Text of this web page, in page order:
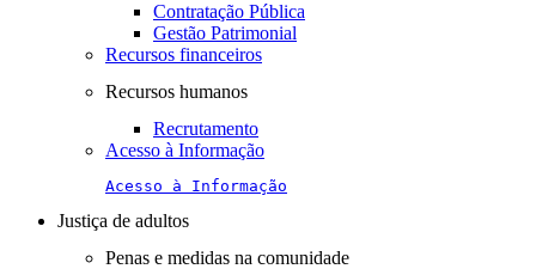
Contratação Pública
Gestão Patrimonial
Recursos financeiros
Recursos humanos
Recrutamento
Acesso à Informação
Acesso à Informação
Justiça de adultos
Penas e medidas na comunidade